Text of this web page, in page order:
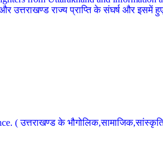
उत्तराखण्ड राज्य प्राप्ति के संघर्ष और इसमें
( उत्तराखण्ड के